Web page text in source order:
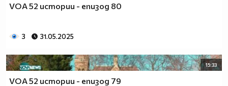
VOA 52 истории - епизод 80
3 31.05.2025
15:33
VOA 52 истории - епизод 79